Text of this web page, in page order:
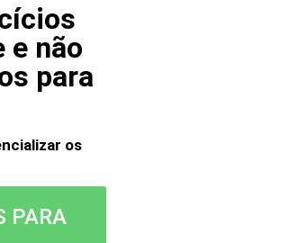
e não
para
os
PARA